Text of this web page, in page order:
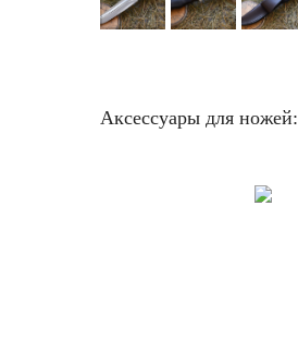
Аксессуары для ножей: